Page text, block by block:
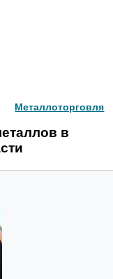
Металлоторговля
в